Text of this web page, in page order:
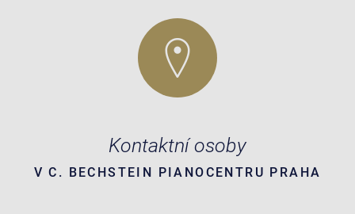
Kontaktní osoby
V C. BECHSTEIN PIANOCENTRU PRAHA